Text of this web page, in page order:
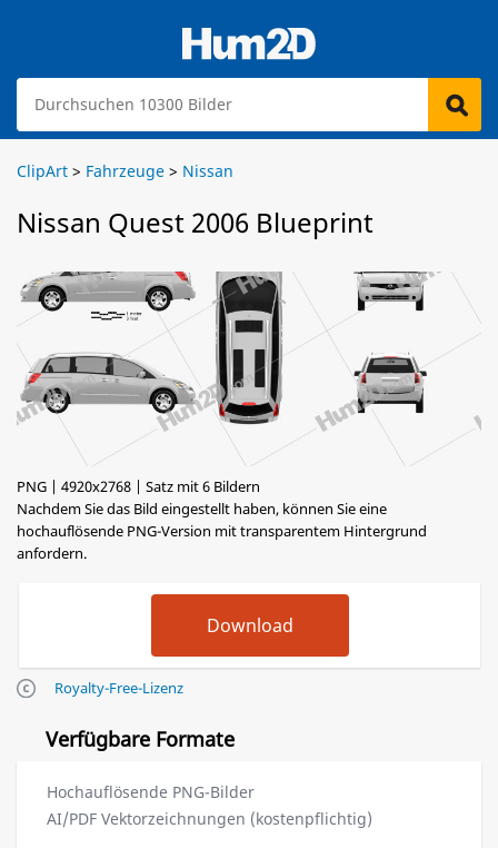
ClipArt > Fahrzeuge > Nissan
Nissan Quest 2006 Blueprint
PNG | 4920x2768 | Satz mit 6 Bildern
Nachdem Sie das Bild eingestellt haben, können Sie eine
hochauflösende PNG-Version mit transparentem Hintergrund
anfordern.
Royalty-Free-Lizenz
Verfügbare Formate
Hochauflösende PNG-Bilder
AI/PDF Vektorzeichnungen (kostenpflichtig)